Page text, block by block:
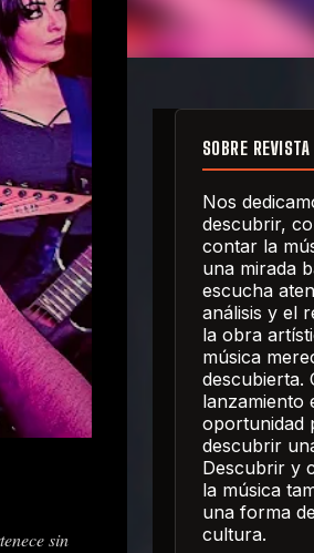
sin
SOBRE
Nos
descubrir,
contar la
una mirada
escucha
análisis y el
la obra
música
descubierta.
lanzamiento
oportunidad
descubrir
Descubrir y
la música
una forma
cultura.